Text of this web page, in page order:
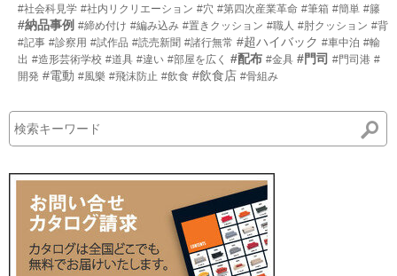
#社会科見学 #社内リクリエーション #穴 #第四次産業革命 #筆箱 #簡単 #籐
#納品事例 #締め付け #編み込み #置きクッション #職人 #肘クッション #背
#記事 #診察用 #試作品 #読売新聞 #諸行無常 #超ハイバック #車中泊 #輸
出 #造形芸術学校 #道具 #違い #部屋を広く #配布 #金具 #門司 #門司港 #
開発 #電動 #風樂 #飛沫防止 #飲食 #飲食店 #骨組み